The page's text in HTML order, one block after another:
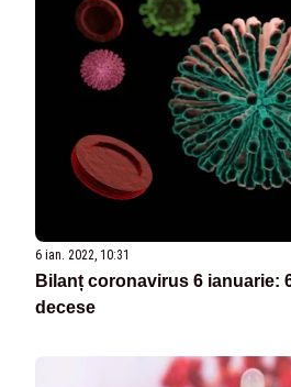
6 ian. 2022, 10:31
Bilanț coronavirus 6 ianuarie:
decese